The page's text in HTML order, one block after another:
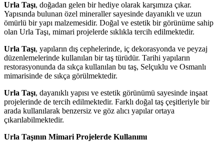
Urla Taşı, doğadan gelen bir hediye olarak karşımıza çıkar.
Yapısında bulunan özel mineraller sayesinde dayanıklı ve uzun
ömürlü bir yapı malzemesidir. Doğal ve estetik bir görünüme sahip
olan Urla Taşı, mimari projelerde sıklıkla tercih edilmektedir.
Urla Taşı, yapıların dış cephelerinde, iç dekorasyonda ve peyzaj
düzenlemelerinde kullanılan bir taş türüdür. Tarihi yapıların
restorasyonunda da sıkça kullanılan bu taş, Selçuklu ve Osmanlı
mimarisinde de sıkça görülmektedir.
Urla Taşı, dayanıklı yapısı ve estetik görünümü sayesinde inşaat
projelerinde de tercih edilmektedir. Farklı doğal taş çeşitleriyle bir
arada kullanılarak benzersiz ve göz alıcı yapılar ortaya
çıkarılabilmektedir.
Urla Taşının Mimari Projelerde Kullanımı